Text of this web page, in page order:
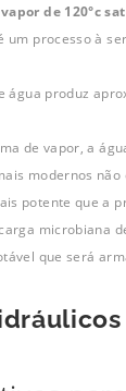
de 120°c
um processo à
água produz
de vapor, a
modernos
potente que a
microbiana
que será